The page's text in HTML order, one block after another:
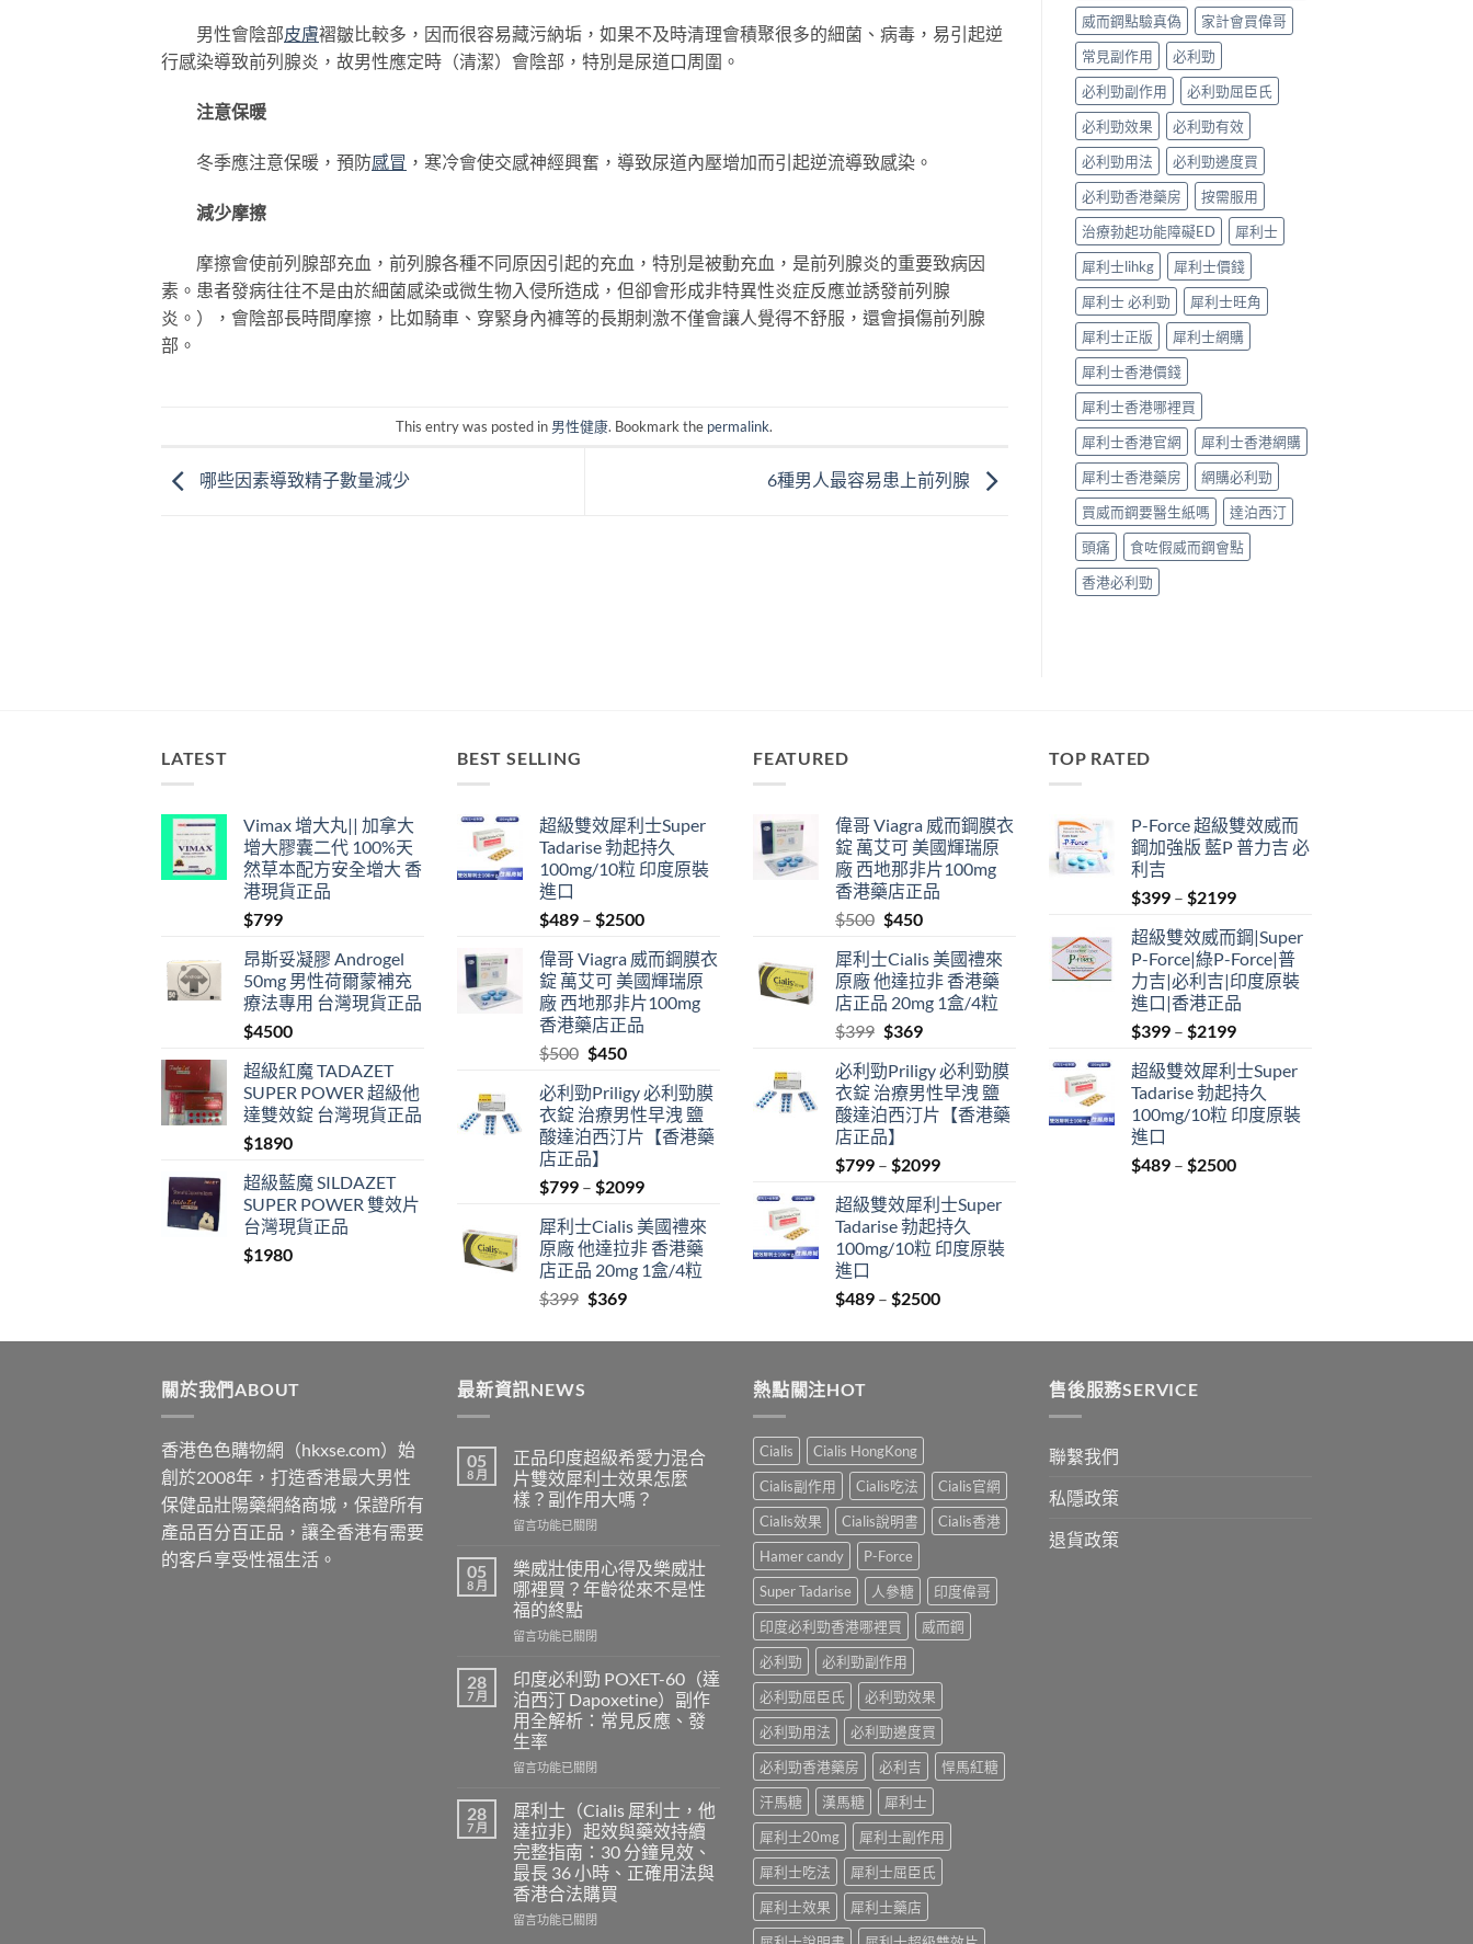
男性會陰部皮膚褶皺比較多，因而很容易藏污納垢，如果不及時清理會積聚很多的細菌、病毒，易引起逆
行感染導致前列腺炎，故男性應定時（清潔）會陰部，特別是尿道口周圍。
注意保暖
冬季應注意保暖，預防感冒 ，寒冷會使交感神經興奮，導致尿道內壓增加而引起逆流導致感染。
減少摩擦
摩擦會使前列腺部充血，前列腺各種不同原因引起的充血，特別是被動充血，是前列腺炎的重要致病因
素。患者發病往往不是由於細菌感染或微生物入侵所造成，但卻會形成非特異性炎症反應並誘發前列腺
炎。），會陰部長時間摩擦，比如騎車、穿緊身內褲等的長期刺激不僅會讓人覺得不舒服，還會損傷前列腺
部。
This entry was posted in 男性健康. Bookmark the permalink.
哪些因素導致精子數量減少 6種男人最容易患上前列腺
效、
最
長
36
小
時、
正
確
用
法
與
香
港
合
法
購
買〉
中
整
解
析〉
中
威而鋼點驗真偽
家計會買偉哥
常見副作用
必利勁
必利勁副作用
必利勁屈臣氏
必利勁效果
必利勁有效
必利勁用法
必利勁邊度買
必利勁香港藥房
按需服用
治療勃起功能障礙ED
犀利士
犀利士lihkg
犀利士價錢
犀利士 必利勁
犀利士旺角
犀利士正版
犀利士網購
犀利士香港價錢
犀利士香港哪裡買
犀利士香港官網
犀利士香港網購
犀利士香港藥房
網購必利勁
買威而鋼要醫生紙嗎
達泊西汀
頭痛
食咗假威而鋼會點
香港必利勁
LATEST
Vimax 增大丸|| 加拿大
增大膠囊二代 100%天
然草本配方安全增大 香
港現貨正品
$799
昂斯妥凝膠 Androgel
50mg 男性荷爾蒙補充
療法專用 台灣現貨正品
$4500
超級紅魔 TADAZET
SUPER POWER 超級他
達雙效錠 台灣現貨正品
$1890
超級藍魔 SILDAZET
SUPER POWER 雙效片
台灣現貨正品
$1980
BEST SELLING
超級雙效犀利士Super
Tadarise 勃起持久
100mg/10粒 印度原裝
進口
$489 – $2500Price
$489
through
$2500
偉哥 Viagra 威而鋼膜衣
錠 萬艾可 美國輝瑞原
廠 西地那非片100mg
香港藥店正品
$500 Original
was:
$500.
$450Current
is:
$450.
必利勁Priligy 必利勁膜
衣錠 治療男性早洩 鹽
酸達泊西汀片【香港藥
店正品】
$799 – $2099Price
$799
through
$2099
犀利士Cialis 美國禮來
原廠 他達拉非 香港藥
店正品 20mg 1盒/4粒
$399 Original
was:
$369Current
is:
FEATURED
偉哥 Viagra 威而鋼膜衣
錠 萬艾可 美國輝瑞原
廠 西地那非片100mg
香港藥店正品
$500 Original
was:
$500.
$450Current
is:
$450.
犀利士Cialis 美國禮來
原廠 他達拉非 香港藥
店正品 20mg 1盒/4粒
$399 Original
was:
$399.
$369Current
is:
$369.
必利勁Priligy 必利勁膜
衣錠 治療男性早洩 鹽
酸達泊西汀片【香港藥
店正品】
$799 – $2099Price
$799
through
$2099
超級雙效犀利士Super
Tadarise 勃起持久
100mg/10粒 印度原裝
進口
$489 – $2500Price
$489
TOP RATED
P-Force 超級雙效威而
鋼加強版 藍P 普力吉 必
利吉
$399 – $2199Price
$399
through
$2199
超級雙效威而鋼|Super
P-Force|綠P-Force|普
力吉|必利吉|印度原裝
進口|香港正品
$399 – $2199Price
$399
through
$2199
超級雙效犀利士Super
Tadarise 勃起持久
100mg/10粒 印度原裝
進口
$489 – $2500Price
關於我們ABOUT
香港色色購物網（hkxse.com）始
創於2008年，打造香港最大男性
保健品壯陽藥網絡商城，保證所有
產品百分百正品，讓全香港有需要
的客戶享受性福生活。
最新資訊NEWS
05
8 月
正品印度超級希愛力混合
片雙效犀利士效果怎麼
樣？副作用大嗎？
在
品
印
度
超
級
愛
力
混
合
片
雙
犀
利
士
效
果
怎
麼
留言功能已關閉
05
8 月
樂威壯使用心得及樂威壯
哪裡買？年齡從來不是性
福的終點
在
威
壯
使
用
心
得
樂
威
壯
哪
裡
買？
年
留言功能已關閉
28
7 月
印度必利勁 POXET-60（達
泊西汀 Dapoxetine）副作
用全解析：常見反應、發
生率
在
度
必
利
勁
POXET-
60（達
泊
留言功能已關閉
28
7 月
犀利士（Cialis 犀利士，他
達拉非）起效與藥效持續
完整指南：30 分鐘見效、
最長 36 小時、正確用法與
香港合法購買
在
留言功能已關閉
熱點關注HOT
Cialis
Cialis HongKong
Cialis副作用
Cialis吃法
Cialis官網
Cialis效果
Cialis說明書
Cialis香港
Hamer candy
P-Force
Super Tadarise
人參糖
印度偉哥
印度必利勁香港哪裡買
威而鋼
必利勁
必利勁副作用
必利勁屈臣氏
必利勁效果
必利勁用法
必利勁邊度買
必利勁香港藥房
必利吉
悍馬紅糖
汗馬糖
漢馬糖
犀利士
犀利士20mg
犀利士副作用
犀利士吃法
犀利士屈臣氏
犀利士效果
犀利士藥店
售後服務SERVICE
聯繫我們
私隱政策
退貨政策